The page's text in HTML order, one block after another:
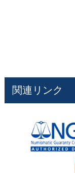
関連リンク